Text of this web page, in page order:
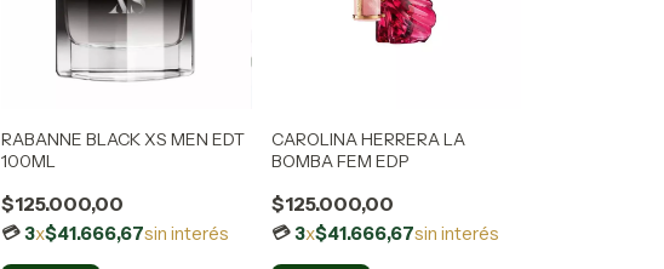
RABANNE BLACK XS MEN EDT
100ML
$125.000,00
3x$41.666,67sin interés
CAROLINA HERRERA LA
BOMBA FEM EDP
$125.000,00
3x$41.666,67sin interés